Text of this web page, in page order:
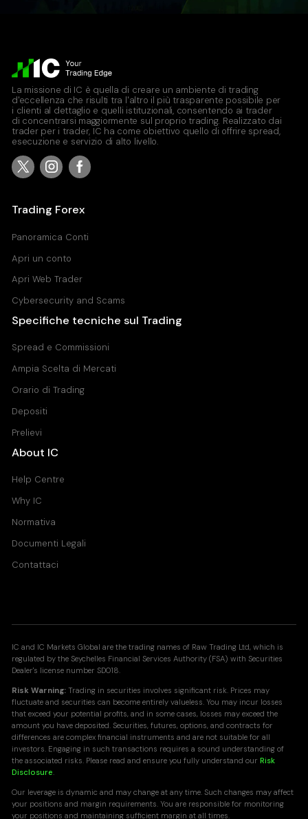
0.000
All Accounts
ES35
Spain 35 Index
All Accounts
7.000
All Accounts
Italy 40 Index
9.000
All Accounts
MidDE50
Germany Mid 50 Index
Netherlands 25 Index
All Accounts
Norway 25 Index
0.680 0.680
All Accounts
SA40
South Africa 40 Index
7.500 15.444
All Accounts
La missione di IC è quella di creare un ambiente di trading
d'eccellenza che risulti tra l'altro il più trasparente possibile per
i clienti al dettaglio e quelli istituzionali, consentendo ai trader
di concentrarsi maggiormente sul proprio trading. Realizzato dai
trader per i trader, IC ha come obiettivo quello di offrire spread,
esecuzione e servizio di alto livello.
Trading Forex
Panoramica Conti
Apri un conto
Apri Web Trader
Cybersecurity and Scams
Specifiche tecniche sul Trading
Spread e Commissioni
Ampia Scelta di Mercati
Orario di Trading
Depositi
Prelievi
About IC
Help Centre
Why IC
Normativa
Documenti Legali
Contattaci
IC and IC Markets Global are the trading names of Raw Trading Ltd, which is
regulated by the Seychelles Financial Services Authority (FSA) with Securities
Dealer's license number SD018.
Risk Warning: Trading in securities involves significant risk. Prices may
fluctuate and securities can become entirely valueless. You may incur losses
that exceed your potential profits, and in some cases, losses may exceed the
amount you have deposited. Securities, futures, options, and contracts for
differences are complex financial instruments and are not suitable for all
investors. Engaging in such transactions requires a sound understanding of
the associated risks. Please read and ensure you fully understand ourRisk
Disclosure.
Our leverage is dynamic and may change at any time. Such changes may affect
your positions and margin requirements. You are responsible for monitoring
your positions and maintaining sufficient margin at all times.